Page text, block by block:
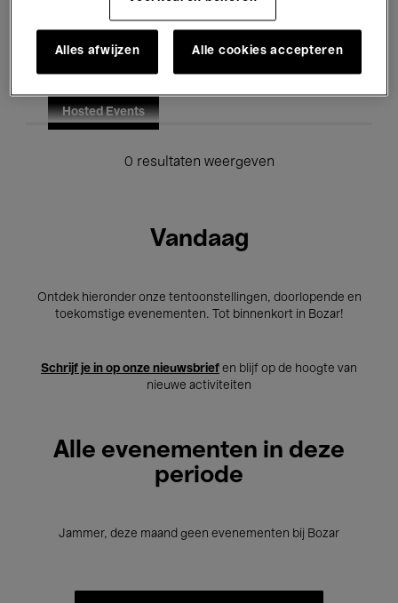
Voor iedereen Kids’ Palace
Onderwijs Rondleidingen
Hosted Events
0 resultaten weergeven
Vandaag
Ontdek hieronder onze tentoonstellingen, doorlopende en
toekomstige evenementen. Tot binnenkort in Bozar!
Schrijf je in op onze nieuwsbrief en blijf op de hoogte van
nieuwe activiteiten
Alle evenementen in deze
periode
Jammer, deze maand geen evenementen bij Bozar
Alles afwijzen Alle cookies accepteren